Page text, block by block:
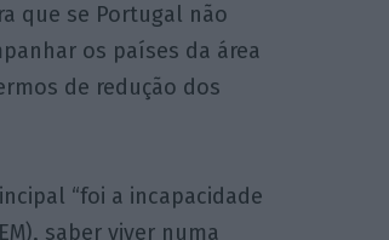
que se Portugal não
os países da área
de redução dos
“foi a incapacidade
saber viver numa